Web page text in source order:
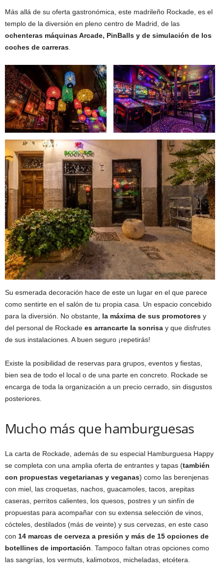
Más allá de su oferta gastronómica, este madrileño Rockade, es el
templo de la diversión en pleno centro de Madrid, de las
ochenteras máquinas Arcade, PinBalls y de simulación de los
coches de carreras
Su esmerada decoración hace de este un lugar en el que parece
como sentirte en el salón de tu propia casa. Un espacio concebido
para la diversión. No obstante, la máxima de sus promotores y
del personal de Rockade es arrancarte la sonrisa y que disfrutes
de sus instalaciones. A buen seguro ¡repetirás!
Existe la posibilidad de reservas para grupos, eventos y fiestas,
bien sea de todo el local o de una parte en concreto. Rockade se
encarga de toda la organización a un precio cerrado, sin disgustos
posteriores.
Mucho más que hamburguesas
La carta de Rockade, además de su especial Hamburguesa Happy
se completa con una amplia oferta de entrantes y tapas (también
con propuestas vegetarianas y veganas) como las berenjenas
con miel, las croquetas, nachos, guacamoles, tacos, arepitas
caseras, perritos calientes, los quesos, postres y un sinfín de
propuestas para acompañar con su extensa selección de vinos,
cócteles, destilados (más de veinte) y sus cervezas, en este caso
con 14 marcas de cerveza a presión y más de 15 opciones de
botellines de importación . Tampoco faltan otras opciones como
las sangrías, los vermuts, kalimotxos, micheladas, etcétera.